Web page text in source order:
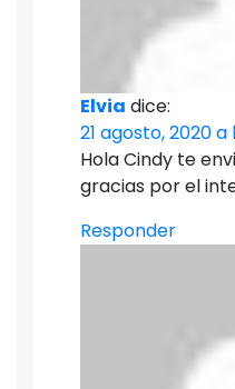
Elvia dice:
21 agosto, 2020 a
Hola Cindy te
gracias por el
Responder